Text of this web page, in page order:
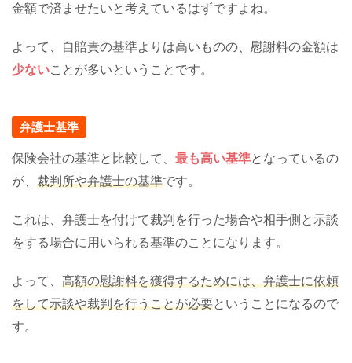
金額で済ませたいと考えているはずですよね。
よって、自賠責の基準よりは高いものの、慰謝料の金額は
少ないことが多いということです。
弁護士基準
保険会社の基準と比較して、 最も高い基準となっているの
が、 裁判所や弁護士の基準です。
これは、弁護士を付けて裁判を行った場合や相手側と示談
をする場合に用いられる基準のことになります。
よって、 高額の慰謝料を獲得するためには、弁護士に依頼
をして示談や裁判を行うことが必要ということになるので
す。